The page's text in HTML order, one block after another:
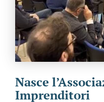
Nasce
Imprenditori